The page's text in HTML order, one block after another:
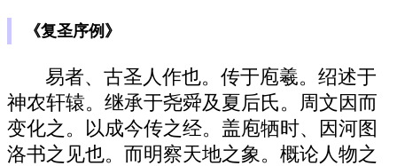
《复圣序例》
易者、古圣人作也。传于庖羲。绍述于
神农轩辕。继承于尧舜及夏后氏。周文因而
变化之。以成今传之经。盖庖牺时、因河图
洛书之见也。而明察天地之象。概论人物之